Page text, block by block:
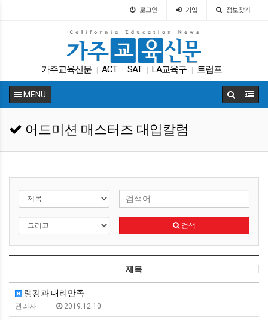
로그인 가입 정보찾기
가주교육신문 ACT SAT LA교육구 트럼프
차터스쿨 대학원 입학원서
MENU
어드미션 매스터즈 대입칼럼
검색
제목
랭킹과 대리만족
관리자 2019.12.10